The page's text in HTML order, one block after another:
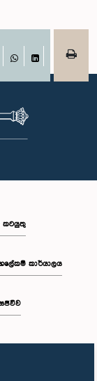
WhatsAppLinkedIn
කටයුතු
කාර්යාලය